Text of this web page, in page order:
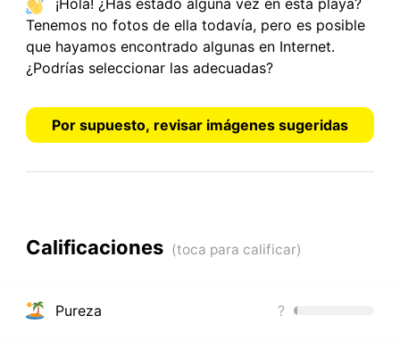
Tenemosno fotos de ella todavía, pero es posible
que hayamos encontrado algunas en Internet.
¿Podrías seleccionar las adecuadas?
Por supuesto, revisar imágenes sugeridas
Calificaciones
Pureza ?